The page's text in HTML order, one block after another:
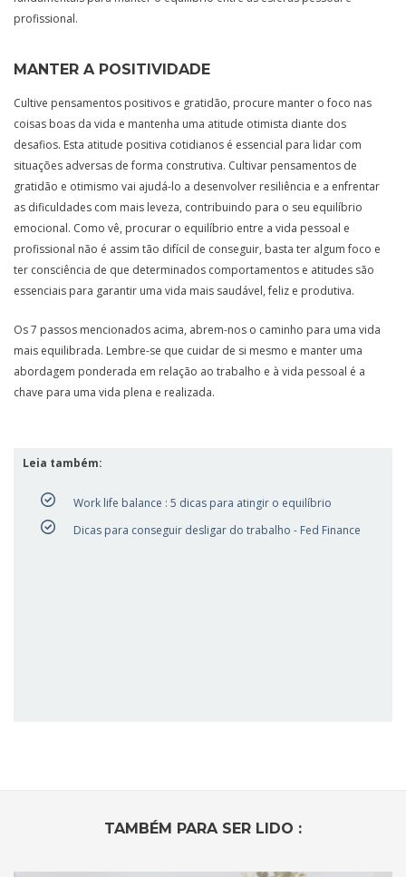
profissional.
MANTER A POSITIVIDADE
Cultive pensamentos positivos e gratidão, procure manter o foco nas
coisas boas da vida e mantenha uma atitude otimista diante dos
desafios. Esta atitude positiva cotidianos é essencial para lidar com
situações adversas de forma construtiva. Cultivar pensamentos de
gratidão e otimismo vai ajudá-lo a desenvolver resiliência e a enfrentar
as dificuldades com mais leveza, contribuindo para o seu equilíbrio
emocional. Como vê, procurar o equilíbrio entre a vida pessoal e
profissional não é assim tão difícil de conseguir, basta ter algum foco e
ter consciência de que determinados comportamentos e atitudes são
essenciais para garantir uma vida mais saudável, feliz e produtiva.
Os 7 passos mencionados acima, abrem-nos o caminho para uma vida
mais equilibrada. Lembre-se que cuidar de si mesmo e manter uma
abordagem ponderada em relação ao trabalho e à vida pessoal é a
chave para uma vida plena e realizada.
Leia também:
Work life balance : 5 dicas para atingir o equilíbrio
Dicas para conseguir desligar do trabalho - Fed Finance
TAMBÉM PARA SER LIDO :